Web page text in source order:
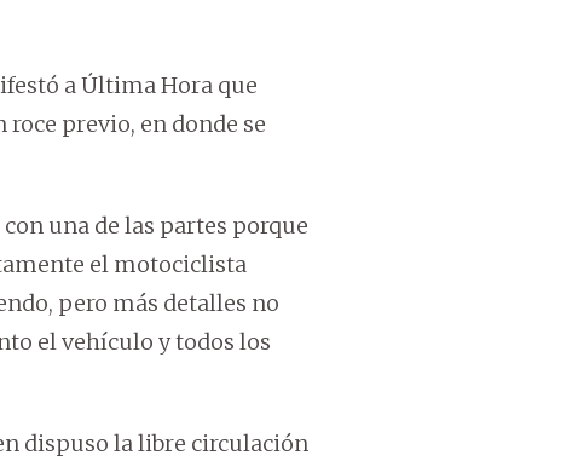
a Última Hora que
previo, en donde se
una de las partes porque
el motociclista
pero más detalles no
el vehículo y todos los
dispuso la libre circulación